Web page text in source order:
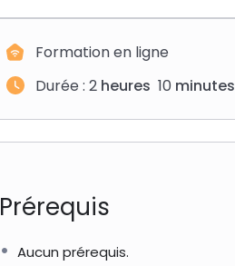
Formation en ligne
Durée : 2 heures 10 minutes
Prérequis
Aucun prérequis.